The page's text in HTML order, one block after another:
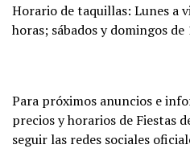
Horario de taquillas: Lunes a
horas; sábados y domingos
Para próximos anuncios e
precios y horarios de Fiestas
seguir las redes sociales